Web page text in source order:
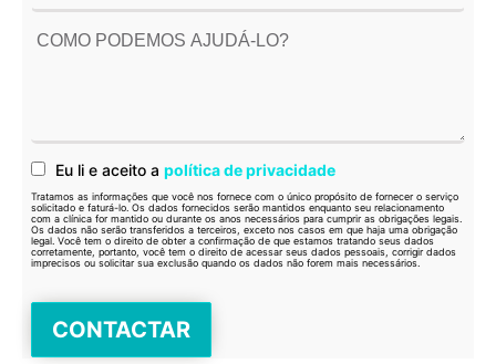
Eu li e aceito apolítica de privacidade
Tratamos as informações que você nos fornece com o único propósito de fornecer o serviço
solicitado e faturá-lo. Os dados fornecidos serão mantidos enquanto seu relacionamento
com a clínica for mantido ou durante os anos necessários para cumprir as obrigações legais.
Os dados não serão transferidos a terceiros, exceto nos casos em que haja uma obrigação
legal. Você tem o direito de obter a confirmação de que estamos tratando seus dados
corretamente, portanto, você tem o direito de acessar seus dados pessoais, corrigir dados
imprecisos ou solicitar sua exclusão quando os dados não forem mais necessários.